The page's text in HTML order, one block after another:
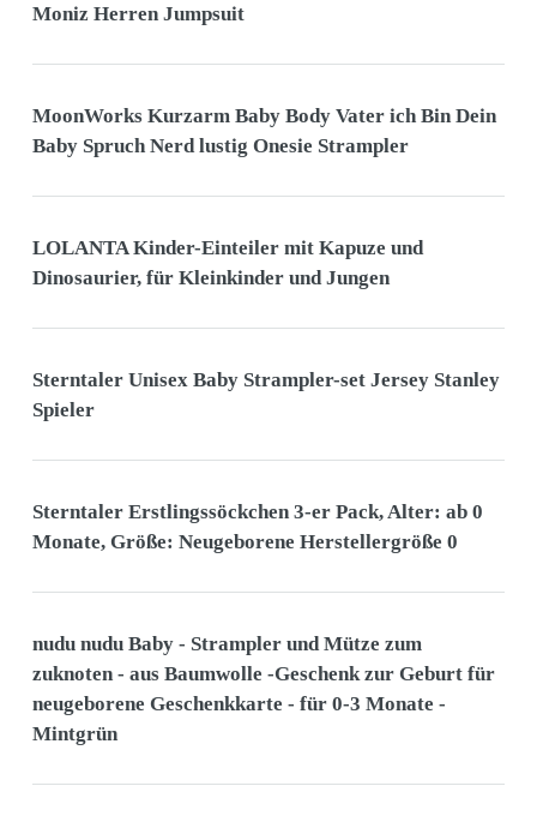
Moniz Herren Jumpsuit
MoonWorks Kurzarm Baby Body Vater ich Bin Dein
Baby Spruch Nerd lustig Onesie Strampler
LOLANTA Kinder-Einteiler mit Kapuze und
Dinosaurier, für Kleinkinder und Jungen
Sterntaler Unisex Baby Strampler-set Jersey Stanley
Spieler
Sterntaler Erstlingssöckchen 3-er Pack, Alter: ab 0
Monate, Größe: Neugeborene Herstellergröße 0
nudu nudu Baby - Strampler und Mütze zum
zuknoten - aus Baumwolle -Geschenk zur Geburt für
neugeborene Geschenkkarte - für 0-3 Monate -
Mintgrün